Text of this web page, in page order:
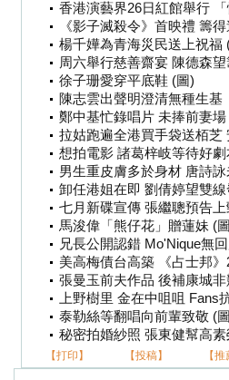
香港演藝界26日紅館舉行
《影子滅殺令》首映禮 籌
楊千嬅為青海災民送上祝福
周六舉行慈善齋宴 陳德森
徐子珊愛穿平底鞋 (圖)
陳志雲出聲明澄清無種生基
鄭中基忙錄唱片 未捧前妻場
拉姑跑遍全港買手袋送栢芝
想拍電影 諸葛梓岐等待好劇
男生重皮膚多於身材 唐詩
卸任港姐在即 劉倩婷望雙線
七月新碟宣傳 張繼聰預告上
馬浚偉「熊仔花」贈蓮妹 (
兄長公開認錯 Mo'Nique無
美高梅債台高築 《占士邦
張曼玉前夫作品 後補康城
上野樹里 金在中咀咀 Fans
泰勒絲等翻唱向前輩致敬 (
秘密拍婚紗照 張東健幫高素
【打印】 【投稿】 【推